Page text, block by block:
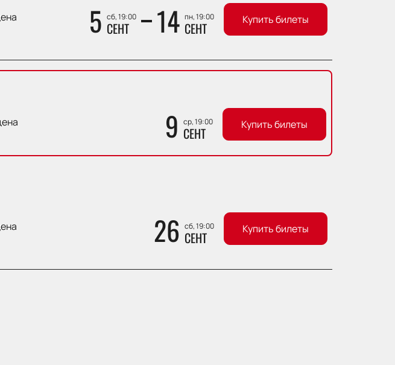
5 сб, 19:00
СЕНТ 14 пн, 19:00
СЕНТ Купить билеты
9 ср, 19:00
СЕНТ Купить билеты
26 сб, 19:00
СЕНТ Купить билеты